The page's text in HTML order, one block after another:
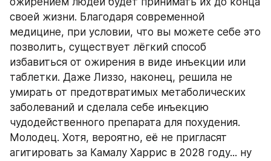
своей жизни. Благодаря современной
медицине, при условии, что вы можете себе это
позволить, существует лёгкий способ
избавиться от ожирения в виде инъекции или
таблетки. Даже Лиззо, наконец, решила не
умирать от предотвратимых метаболических
заболеваний и сделала себе инъекцию
чудодейственного препарата для похудения.
Молодец. Хотя, вероятно, её не пригласят
агитировать за Камалу Харрис в 2028 году... ну